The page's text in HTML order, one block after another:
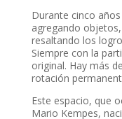
Durante cinco
agregando
resaltando los
Siempre con la
original. Hay más
rotación
Este espacio, que
Mario Kempes,